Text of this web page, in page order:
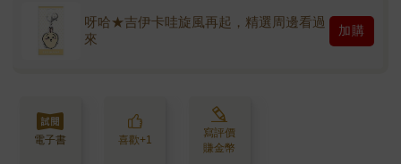
呀哈★吉伊卡哇旋風再起，精選周邊看過
來
加購
電子書 喜歡+1
寫評價
賺金幣